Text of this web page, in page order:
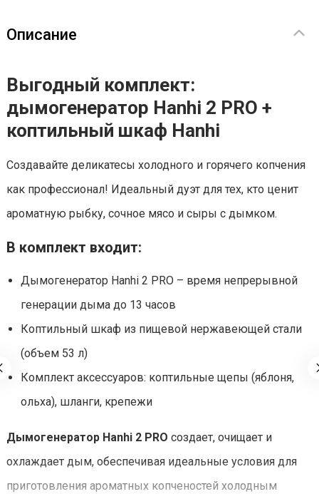
Описание
Выгодный комплект:
дымогенератор Hanhi 2 PRO +
коптильный шкаф Hanhi
Создавайте деликатесы холодного и горячего копчения
как профессионал! Идеальный дуэт для тех, кто ценит
ароматную рыбку, сочное мясо и сыры с дымком.
В комплект входит:
Дымогенератор Hanhi 2 PRO – время непрерывной
генерации дыма до 13 часов
Коптильный шкаф из пищевой нержавеющей стали
(объем 53 л)
Комплект аксессуаров: коптильные щепы (яблоня,
ольха), шланги, крепежи
Дымогенератор Hanhi 2 PRO создает, очищает и
охлаждает дым, обеспечивая идеальные условия для
приготовления ароматных копченостей холодным